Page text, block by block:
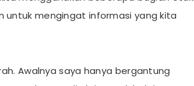
mengingat informasi yang kita
Awalnya saya hanya bergantung